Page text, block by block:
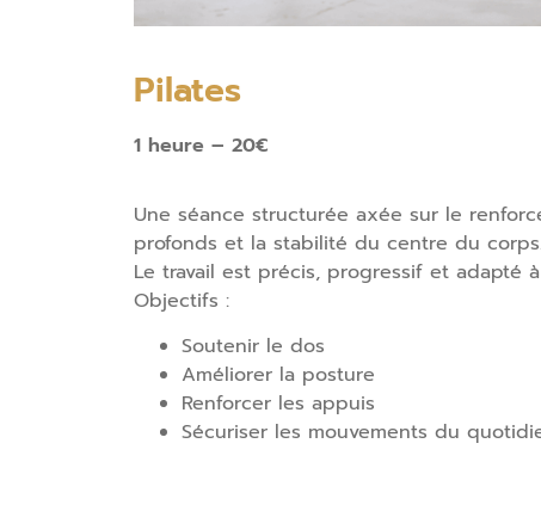
Pilates
1 heure – 20€
Une séance structurée axée sur le
profonds et la stabilité du centre du corps.
Le travail est précis, progressif et adapté
Objectifs :
Soutenir le dos
Améliorer la posture
Renforcer les appuis
Sécuriser les mouvements du